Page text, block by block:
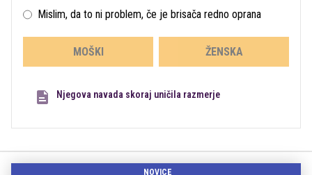
Mislim, da to ni problem, če je brisača redno oprana
MOŠKI ŽENSKA
Njegova navada skoraj uničila razmerje
NOVICE